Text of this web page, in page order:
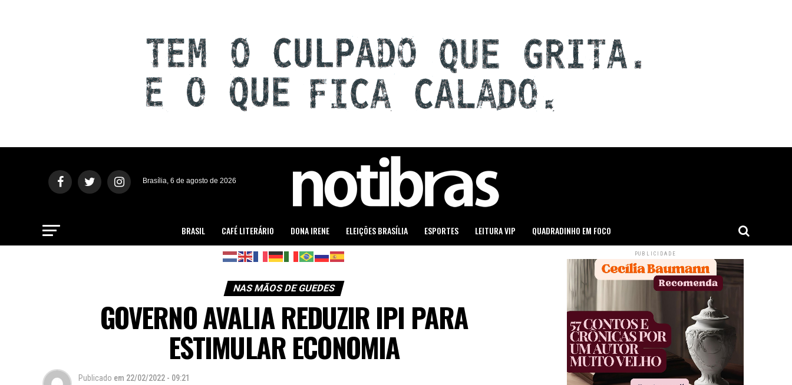
Brasília, 6 de agosto de 2026
BRASIL CAFÉ LITERÁRIO DONA IRENE ELEIÇÕES BRASÍLIA ESPORTES LEITURA VIP QUADRADINHO EM FOCO
NAS MÃOS DE GUEDES
GOVERNO AVALIA REDUZIR IPI PARA
ESTIMULAR ECONOMIA
Publicado em 22/02/2022 - 09:21
PUBLICIDADE